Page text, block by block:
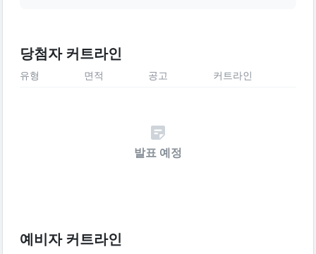
당첨자 커트라인
유형 면적 공고 커트라인
발표 예정
예비자 커트라인